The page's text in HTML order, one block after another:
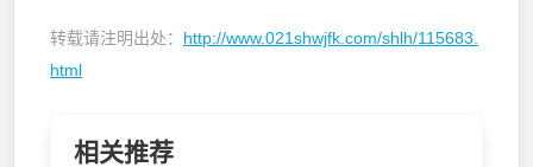
转载请注明出处： http://www.021shwjfk.com/shlh/115683.
html
相关推荐